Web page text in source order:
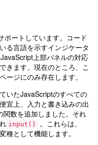
ポートしています。コード
る言語を示すインジケータ
上部パネルの対応
きます。現在のところ、こ
ージにのみ存在します。
いたJavaScriptのすべての
宜上、入力と書き込みの出
関数を追加しました。それ
input()
。これらは、
種として機能します。